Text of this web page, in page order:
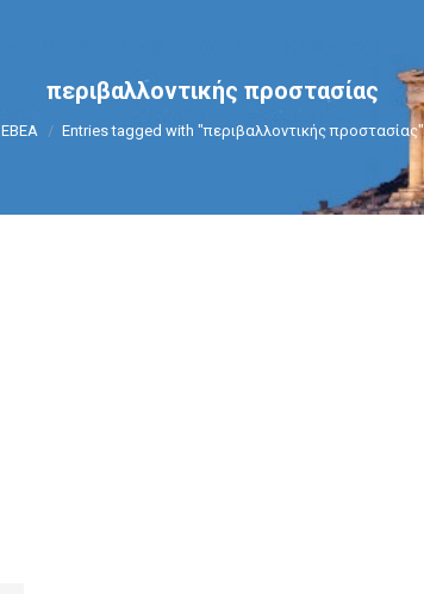
περιβαλλοντικής προστασίας
You are here:
ΕΒΕΑ Entries tagged with "περιβαλλοντικής προστασίας"